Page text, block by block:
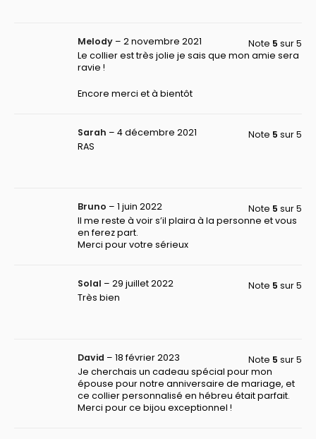
Note 5 sur 5
Melody – 2 novembre 2021
Le collier est très jolie je sais que mon amie sera
ravie !
Encore merci et à bientôt
Note 5 sur 5
Sarah – 4 décembre 2021
RAS
Note 5 sur 5
Bruno – 1 juin 2022
Il me reste à voir s’il plaira à la personne et vous
en ferez part.
Merci pour votre sérieux
Note 5 sur 5
Solal – 29 juillet 2022
Très bien
Note 5 sur 5
David – 18 février 2023
Je cherchais un cadeau spécial pour mon
épouse pour notre anniversaire de mariage, et
ce collier personnalisé en hébreu était parfait.
Merci pour ce bijou exceptionnel !